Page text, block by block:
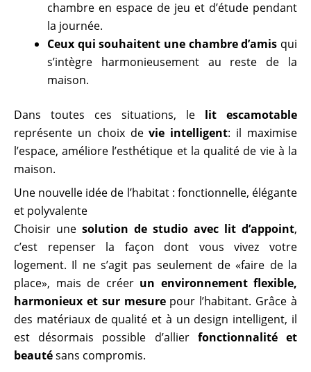
chambre en espace de jeu et d’étude pendant
la journée.
Ceux qui souhaitent une chambre d’amis qui
s’intègre harmonieusement au reste de la
maison.
Dans toutes ces situations, le lit escamotable
représente un choix devie intelligent: il maximise
l’espace, améliore l’esthétique et la qualité de vie à la
maison.
Une nouvelle idée de l’habitat : fonctionnelle, élégante
et polyvalente
Choisir une solution de studio avec lit d’appoint,
c’est repenser la façon dont vous vivez votre
logement. Il ne s’agit pas seulement de «faire de la
place», mais de créer un environnement flexible,
harmonieux et sur mesurepour l’habitant. Grâce à
des matériaux de qualité et à un design intelligent, il
est désormais possible d’allier fonctionnalité et
beautésans compromis.